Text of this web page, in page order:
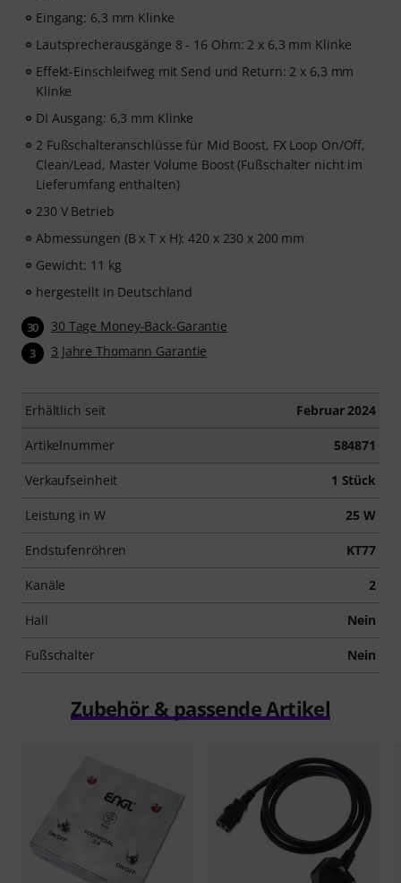
Eingang: 6,3 mm Klinke
Lautsprecherausgänge 8 - 16 Ohm: 2 x 6,3 mm Klinke
Effekt-Einschleifweg mit Send und Return: 2 x 6,3 mm
Klinke
DI Ausgang: 6,3 mm Klinke
2 Fußschalteranschlüsse für Mid Boost, FX Loop On/Off,
Clean/Lead, Master Volume Boost (Fußschalter nicht im
Lieferumfang enthalten)
230 V Betrieb
Abmessungen (B x T x H): 420 x 230 x 200 mm
Gewicht: 11 kg
hergestellt in Deutschland
30 30 Tage Money-Back-Garantie
3 3 Jahre Thomann Garantie
Erhältlich seit Februar 2024
Artikelnummer 584871
Verkaufseinheit 1 Stück
Leistung in W 25 W
Endstufenröhren KT77
Kanäle 2
Hall Nein
Fußschalter Nein
Zubehör & passende Artikel